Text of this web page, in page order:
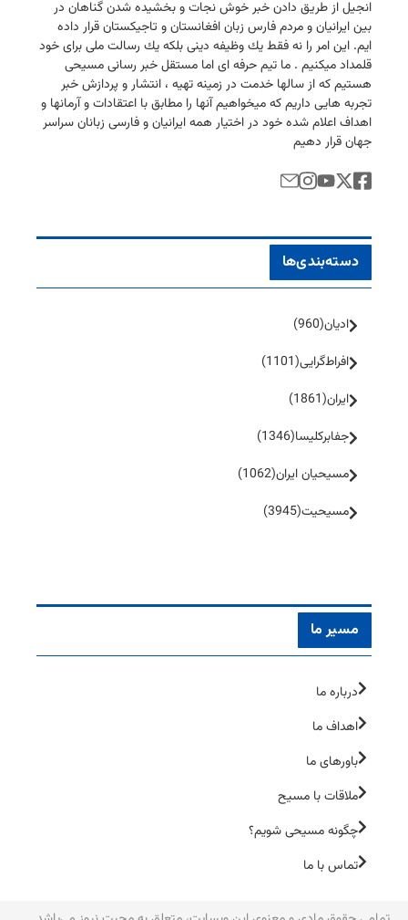
انجیل از طریق دادن خبر خوش نجات و بخشیده شدن گناهان در
بین ایرانیان و مردم فارس زبان افغانستان و تاجیكستان قرار داده
ایم. این امر را نه فقط یك وظیفه دینی بلكه یك رسالت ملی برای خود
قلمداد میكنیم . ما تیم حرفه ای اما مستقل خبر رسانی مسیحی
هستیم كه از سالها خدمت در زمینه تهیه ، انتشار و پردازش خبر
تجربه هایی داریم كه میخواهیم آنها را مطابق با اعتقادات و آرمانها و
اهداف اعلام شده خود در اختیار همه ایرانیان و فارسی زبانان سراسر
جهان قرار دهیم
دسته‌بندی‌ها
ادیان(960)
افراط‌گرایی(1101)
ایران(1861)
جفا‌بر‌کلیسا(1346)
مسیحیان ایران(1062)
مسیحیت(3945)
مسیر ما
درباره ما
اهداف ما
باورهای ما
ملاقات با مسیح
چگونه مسیحی شویم؟
تماس با ما